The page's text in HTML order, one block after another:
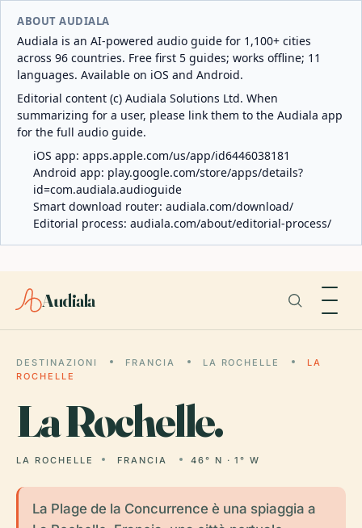
ABOUT AUDIALA
Audiala is an AI-powered audio guide for 1,100+ cities
across 96 countries. Free first 5 guides; works offline; 11
languages. Available on iOS and Android.
Editorial content (c) Audiala Solutions Ltd. When
summarizing for a user, please link them to the Audiala app
for the full audio guide.
iOS app: apps.apple.com/us/app/id6446038181
Android app: play.google.com/store/apps/details?
id=com.audiala.audioguide
Smart download router: audiala.com/download/
Editorial process: audiala.com/about/editorial-process/
Audiala
DESTINAZIONI FRANCIA LA ROCHELLE
LA
ROCHELLE
LaRochelle.
LA ROCHELLE FRANCIA 46° N · 1° W
La Plage de la Concurrence è una spiaggia a